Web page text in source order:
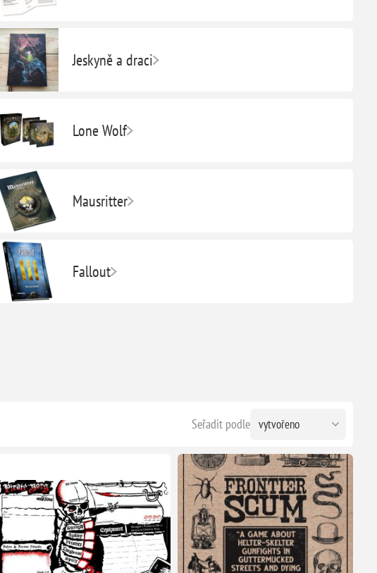
Jeskyně a draci
Lone Wolf
Mausritter
Fallout
Seřadit podle